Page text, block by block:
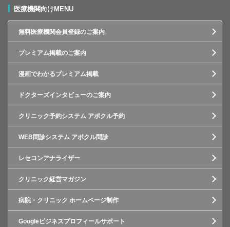
医療機関向けMENU
無料医療機関会員登録のご案内
プレミアム掲載のご案内
漫画でわかるプレミアム掲載
ドクターズインタビューのご案内
クリニック予約システム アポクル予約
WEB問診システム アポクル問診
レセコンアナライザー
クリニック経営マガジン
病院・クリニック ホームページ制作
Googleビジネスプロフィールサポート